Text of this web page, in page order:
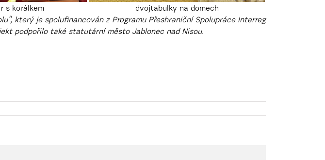
s korálkem
dvojtabulky na domech
který je spolufinancován z Programu Přeshraniční Spolupráce Interreg
podpořilo také statutární město Jablonec nad Nisou.